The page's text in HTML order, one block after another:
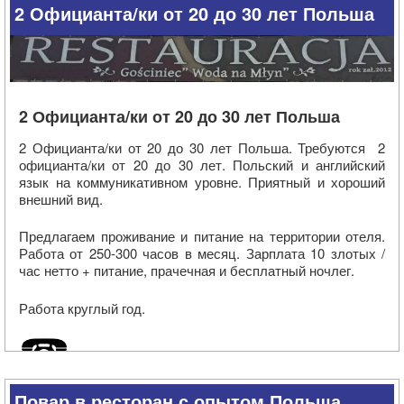
умение работать в команде
Предлагаем:
жилье
Работа в хорошей команде
Трудовой договор
Периодическое обучение
Вы хотите присоединиться к нам? Приглашаем к
сотрудничеству!
Отправьте свое резюме заполнив формуляр, внизу
данного объявления
2 Официанта/ки от 20 до 30 лет Польша
2 Официанта/ки от 20 до 30 лет Польша
2 Официанта/ки от 20 до 30 лет Польша. Требуются 2
официанта/ки от 20 до 30 лет. Польский и английский
язык на коммуникативном уровне. Приятный и хороший
внешний вид.
Предлагаем проживание и питание на территории отеля.
Работа от 250-300 часов в месяц. Зарплата 10 злотых /
час нетто + питание, прачечная и бесплатный ночлег.
Работа круглый год.